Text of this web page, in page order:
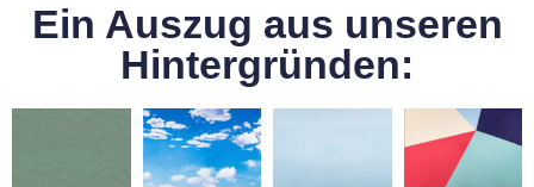
Ein Auszug aus unseren
Hintergründen: